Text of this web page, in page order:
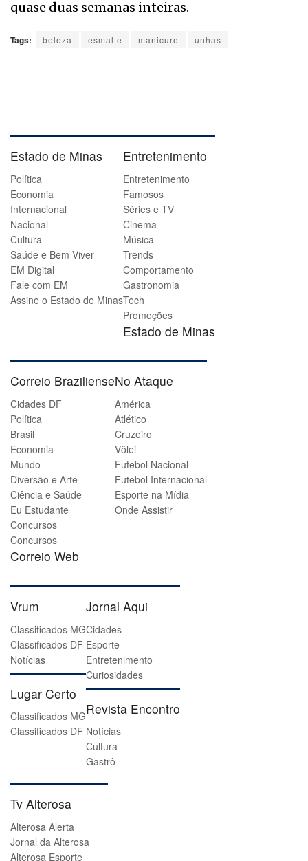
quase duas semanas inteiras.
Tags: beleza esmalte manicure unhas
Estado de Minas
Política
Economia
Internacional
Nacional
Cultura
Saúde e Bem Viver
EM Digital
Fale com EM
Assine o Estado de Minas
Entretenimento
Entretenimento
Famosos
Séries e TV
Cinema
Música
Trends
Comportamento
Gastronomia
Tech
Promoções
Estado de Minas
Correio Braziliense
Cidades DF
Política
Brasil
Economia
Mundo
Diversão e Arte
Ciência e Saúde
Eu Estudante
Concursos
Concursos
Correio Web
No Ataque
América
Atlético
Cruzeiro
Vôlei
Futebol Nacional
Futebol Internacional
Esporte na Mídia
Onde Assistir
Vrum
Classificados MG
Classificados DF
Notícias
Lugar Certo
Classificados MG
Classificados DF
Jornal Aqui
Cidades
Esporte
Entretenimento
Curiosidades
Revista Encontro
Notícias
Cultura
Gastrô
Tv Alterosa
Alterosa Alerta
Jornal da Alterosa
Alterosa Esporte